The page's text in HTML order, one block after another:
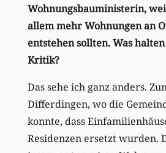
Wohnungsbauministerin,
allem mehr Wohnungen an
entstehen sollten. Was
Kritik?
Das sehe ich ganz anders.
Differdingen, wo die
konnte, dass
Residenzen ersetzt wurden.